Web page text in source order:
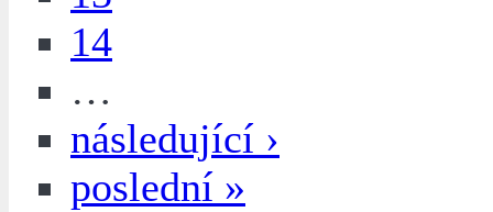
14
…
následující ›
poslední »